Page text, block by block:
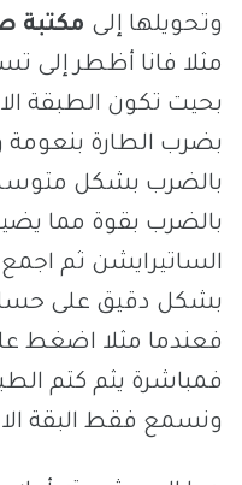
وتحويلها إلى مكتبة
مثلا فانا أظطر إلى
بحيت تكون الطبقة
بضرب الطارة بنعومة
بالضرب بشكل متوسط
بالضرب بقوة مما
الساتيرايشن ثم
بشكل دقيق على
فعندما مثلا اضغط
فمباشرة يثم كتم
ونسمع فقط البقة